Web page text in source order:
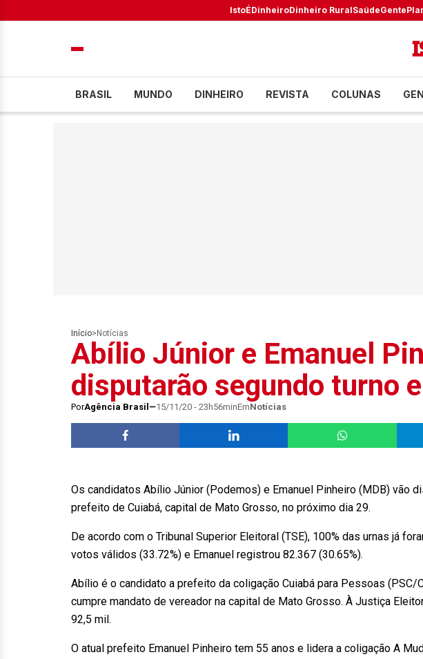
IstoÉDinheiroDinheiro RuralSaúdeGente
BRASIL MUNDO DINHEIRO REVISTA COLUNAS
Início> Notícias
Abílio Júnior e Emanuel
disputarão segundo turno
PorAgência Brasil 15/11/20 - 23h56minEmNotícias
Os candidatos Abílio Júnior (Podemos) e Emanuel Pinheiro (MDB) vão
prefeito de Cuiabá, capital de Mato Grosso, no próximo dia 29.
De acordo com o Tribunal Superior Eleitoral (TSE), 100% das urnas já
votos válidos (33.72%) e Emanuel registrou 82.367 (30.65%).
Abílio é o candidato a prefeito da coligação Cuiabá para Pessoas
cumpre mandato de vereador na capital de Mato Grosso. À Justiça
92,5 mil.
O atual prefeito Emanuel Pinheiro tem 55 anos e lidera a coligação A